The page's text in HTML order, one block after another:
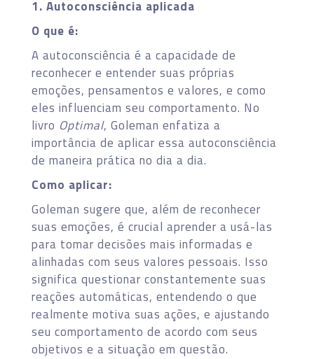
1. Autoconsciência aplicada
O que é:
A autoconsciência é a capacidade de
reconhecer e entender suas próprias
emoções, pensamentos e valores, e como
eles influenciam seu comportamento. No
livro Optimal, Goleman enfatiza a
importância de aplicar essa autoconsciência
de maneira prática no dia a dia.
Como aplicar:
Goleman sugere que, além de reconhecer
suas emoções, é crucial aprender a usá-las
para tomar decisões mais informadas e
alinhadas com seus valores pessoais. Isso
significa questionar constantemente suas
reações automáticas, entendendo o que
realmente motiva suas ações, e ajustando
seu comportamento de acordo com seus
objetivos e a situação em questão.